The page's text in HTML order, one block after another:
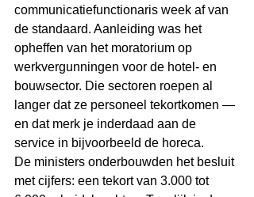
communicatiefunctionaris week af van
de standaard. Aanleiding was het
opheffen van het moratorium op
werkvergunningen voor de hotel- en
bouwsector. Die sectoren roepen al
langer dat ze personeel tekortkomen —
en dat merk je inderdaad aan de
service in bijvoorbeeld de horeca.
De ministers onderbouwden het besluit
met cijfers: een tekort van 3.000 tot